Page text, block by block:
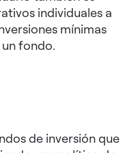
individuales a
mínimas
un fondo.
de inversión que